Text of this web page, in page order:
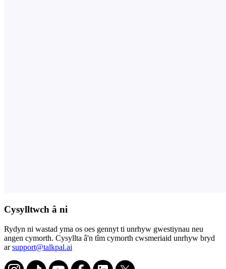
Cysylltwch â ni
Rydyn ni wastad yma os oes gennyt ti unrhyw gwestiynau neu
angen cymorth. Cysyllta â'n tîm cymorth cwsmeriaid unrhyw bryd
arsupport@talkpal.ai